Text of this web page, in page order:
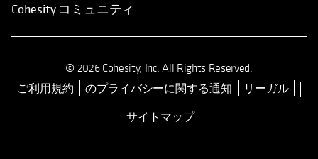
Cohesity コミュニティ
© 2026 Cohesity, Inc. All Rights Reserved.
ご利用規約 新しいタブで開く
のプライバシーに関する通知
リーガル
サイトマップ